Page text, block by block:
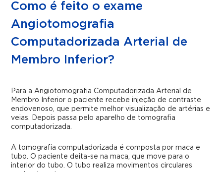
Como é feito o exame
Angiotomografia
Computadorizada Arterial de
Membro Inferior?
Para aAngiotomografia Computadorizada Arterial de
Membro Inferior o paciente recebe injeção de contraste
endovenoso, que permite melhor visualização de artérias e
veias. Depois passa pelo aparelho de tomografia
computadorizada.
A tomografia computadorizada é composta por maca e
tubo. O paciente deita-se na maca, que move para o
interior do tubo. O tubo realiza movimentos circulares